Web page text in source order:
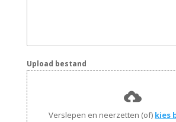
Upload bestand
Verslepen en neerzetten (of) kies